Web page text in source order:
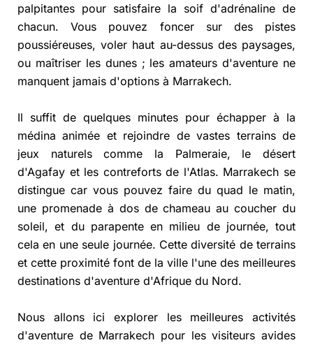
palpitantes pour satisfaire la soif d'adrénaline de
chacun. Vous pouvez foncer sur des pistes
poussiéreuses, voler haut au-dessus des paysages,
ou maîtriser les dunes ; les amateurs d'aventure ne
manquent jamais d'options à Marrakech.
Il suffit de quelques minutes pour échapper à la
médina animée et rejoindre de vastes terrains de
jeux naturels comme la Palmeraie, le désert
d'Agafay et les contreforts de l'Atlas. Marrakech se
distingue car vous pouvez faire du quad le matin,
une promenade à dos de chameau au coucher du
soleil, et du parapente en milieu de journée, tout
cela en une seule journée. Cette diversité de terrains
et cette proximité font de la ville l'une des meilleures
destinations d'aventure d'Afrique du Nord.
Nous allons ici explorer les meilleures activités
d'aventure de Marrakech pour les visiteurs avides